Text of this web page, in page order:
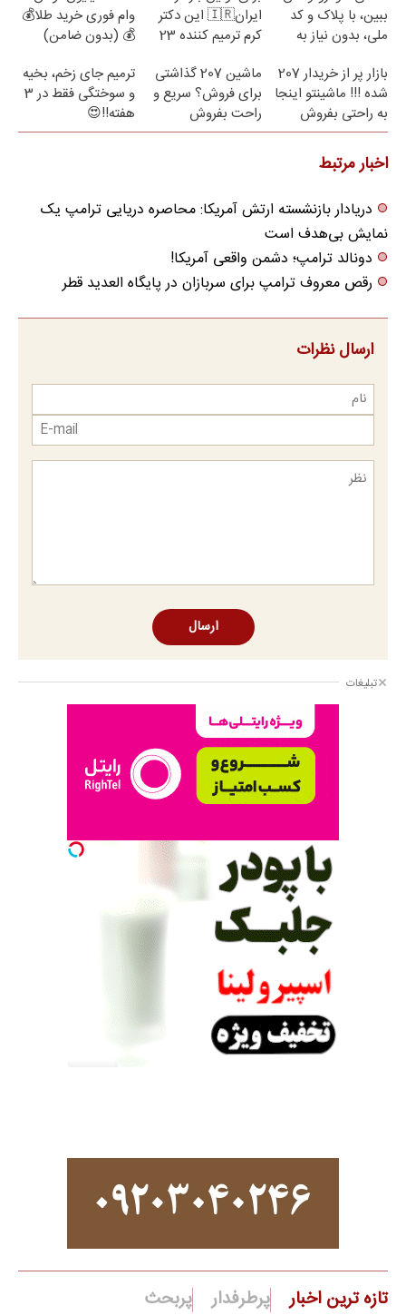
ببین، با پلاک و کد
ملی، بدون نیاز به
ایران🇮🇷 این دکتر
کرم ترمیم کننده 23
وام فوری خرید طلا💰
💰 (بدون ضامن)
بازار پر از خریدار 207
شده !!! ماشینتو اینجا
به راحتی بفروش
ماشین 207 گذاشتی
برای فروش؟ سریع و
راحت بفروش
ترمیم جای زخم، بخیه
و سوختگی فقط در 3
هفته!!😍
اخبار مرتبط
دریادار بازنشسته ارتش آمریکا: محاصره دریایی ترامپ یک
نمایش بی‌هدف است
دونالد ترامپ؛ دشمن واقعی آمریکا!
رقص معروف ترامپ برای سربازان در پایگاه العدید قطر
ارسال نظرات
ارسال
تبلیغات
تازه ترین اخبار پرطرفدار پربحث